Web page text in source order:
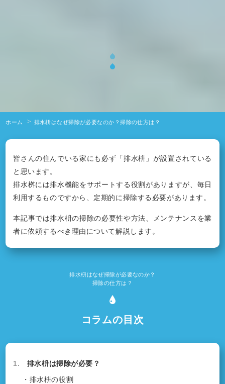
ホーム 排水枡はなぜ掃除が必要なのか？掃除の仕方は？
皆さんの住んでいる家にも必ず「排水枡」が設置されている
と思います。
排水桝には排水機能をサポートする役割がありますが、毎日
利用するものですから、定期的に掃除する必要があります。
本記事では排水枡の掃除の必要性や方法、メンテナンスを業
者に依頼するべき理由について解説します。
排水枡はなぜ掃除が必要なのか？
掃除の仕方は？
コラムの目次
1. 排水枡は掃除が必要？
・排水枡の役割